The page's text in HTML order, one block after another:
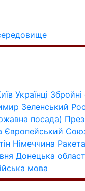
Українці Збройні
Зеленський
посада)
Європейський
Німеччина
Донецька
мова